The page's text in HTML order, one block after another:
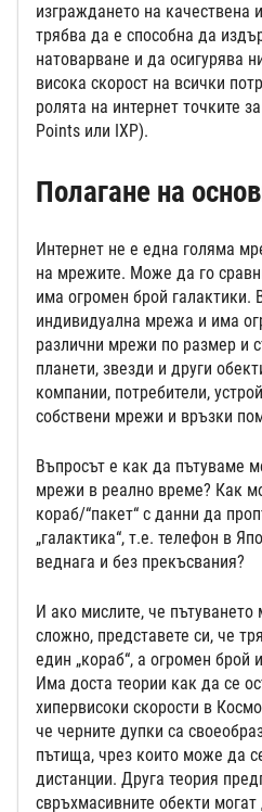
изграждането на качествена
трябва да е способна да
натоварване и да осигурява
висока скорост на всички
ролята на интернет точките
Points или IXP).
Полагане на
Интернет не е една голяма
на мрежите. Може да го
има огромен брой галактики.
индивидуална мрежа и има
различни мрежи по размер и
планети, звезди и други
компании, потребители,
собствени мрежи и връзки
Въпросът е как да пътуваме
мрежи в реално време? Как
кораб/“пакет“ с данни да
„галактика“, т.е. телефон в
веднага и без прекъсвания?
И ако мислите, че
сложно, представете си, че
един „кораб“, а огромен брой
Има доста теории как да се
хипервисоки скорости в
че черните дупки са
пътища, чрез които може да
дистанции. Друга теория
свръхмасивните обекти